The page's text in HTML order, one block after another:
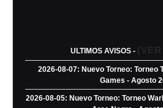
ULTIMOS AVISOS -
2026-08-07: Nuevo Torneo: Torneo
Games - Agosto
2026-08-05: Nuevo Torneo: Torneo